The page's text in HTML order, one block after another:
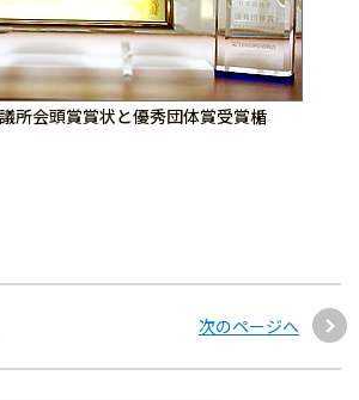
所会頭賞賞状と優秀団体賞受賞楯
次のページへ